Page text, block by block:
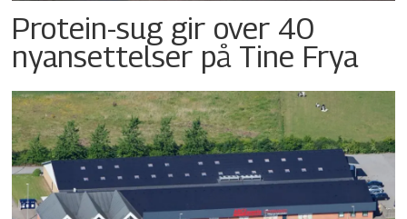
Protein-sug gir over 40
nyansettelser på Tine Frya